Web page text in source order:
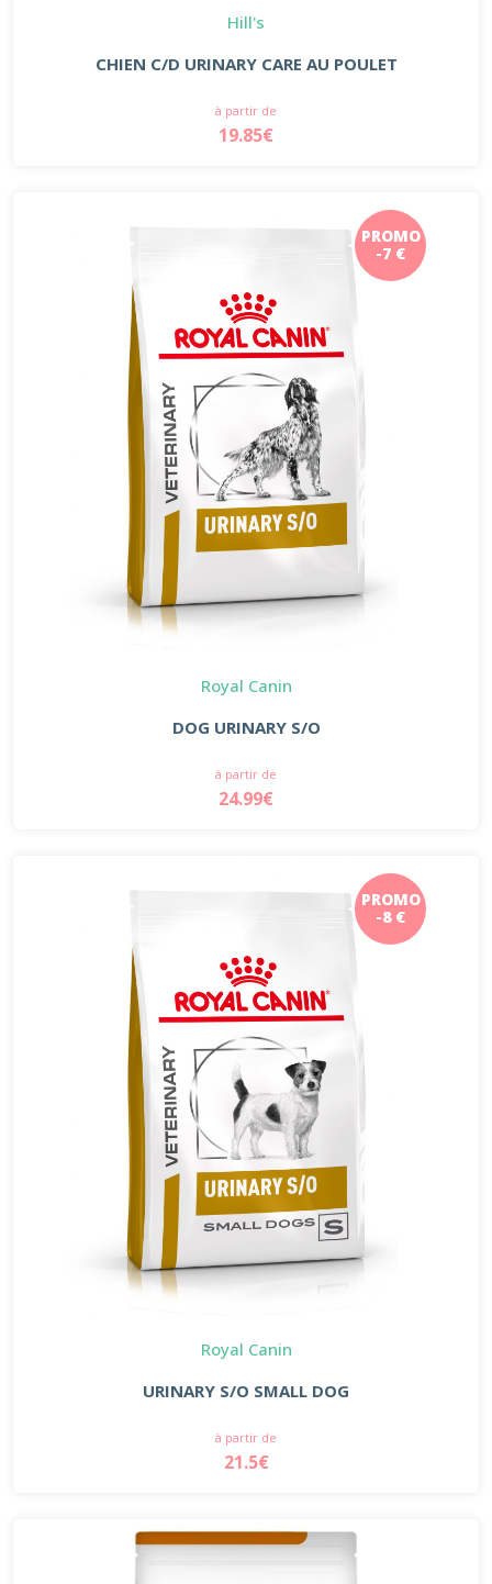
Hill's
CHIEN C/D URINARY CARE AU POULET
à partir de
19.85€
PROMO
-7 €
Royal Canin
DOG URINARY S/O
à partir de
24.99€
PROMO
-8 €
Royal Canin
URINARY S/O SMALL DOG
à partir de
21.5€